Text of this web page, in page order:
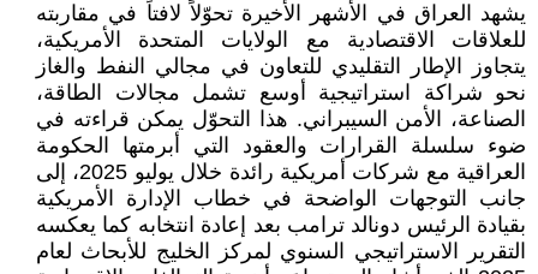
يشهد العراق في الأشهر الأخيرة تحوّلاً لافتاً في مقاربته
للعلاقات الاقتصادية مع الولايات المتحدة الأمريكية،
يتجاوز الإطار التقليدي للتعاون في مجالي النفط والغاز
نحو شراكة استراتيجية أوسع تشمل مجالات الطاقة،
الصناعة، الأمن السيبراني. هذا التحوّل يمكن قراءته في
ضوء سلسلة القرارات والعقود التي أبرمتها الحكومة
العراقية مع شركات أمريكية رائدة خلال يوليو 2025، إلى
جانب التوجهات الواضحة في خطاب الإدارة الأمريكية
بقيادة الرئيس دونالد ترامب بعد إعادة انتخابه كما يعكسه
التقرير الاستراتيجي السنوي لمركز الخليج للأبحاث لعام